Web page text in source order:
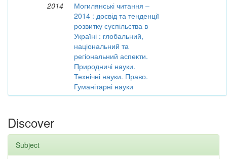
2014
Могилянські читання –
2014 : досвід та тенденції
розвитку суспільства в
Україні : глобальний,
національний та
регіональний аспекти.
Природничі науки.
Технічні науки. Право.
Гуманітарні науки
Discover
Subject